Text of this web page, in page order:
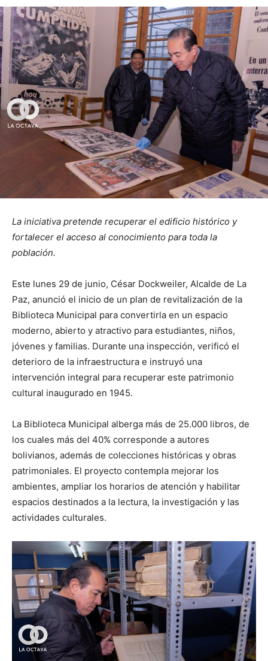
La iniciativa pretende recuperar el edificio histórico y
fortalecer el acceso al conocimiento para toda la
población.
Este lunes 29 de junio, César Dockweiler, Alcalde de La
Paz, anunció el inicio de un plan de revitalización de la
Biblioteca Municipal para convertirla en un espacio
moderno, abierto y atractivo para estudiantes, niños,
jóvenes y familias. Durante una inspección, verificó el
deterioro de la infraestructura e instruyó una
intervención integral para recuperar este patrimonio
cultural inaugurado en 1945.
La Biblioteca Municipal alberga más de 25.000 libros, de
los cuales más del 40% corresponde a autores
bolivianos, además de colecciones históricas y obras
patrimoniales. El proyecto contempla mejorar los
ambientes, ampliar los horarios de atención y habilitar
espacios destinados a la lectura, la investigación y las
actividades culturales.